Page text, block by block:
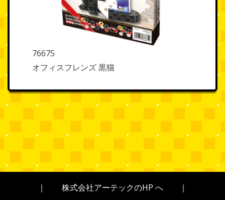
76675
オフィスフレンズ 黒猫
｜ 株式会社アーテックのHP へ ｜